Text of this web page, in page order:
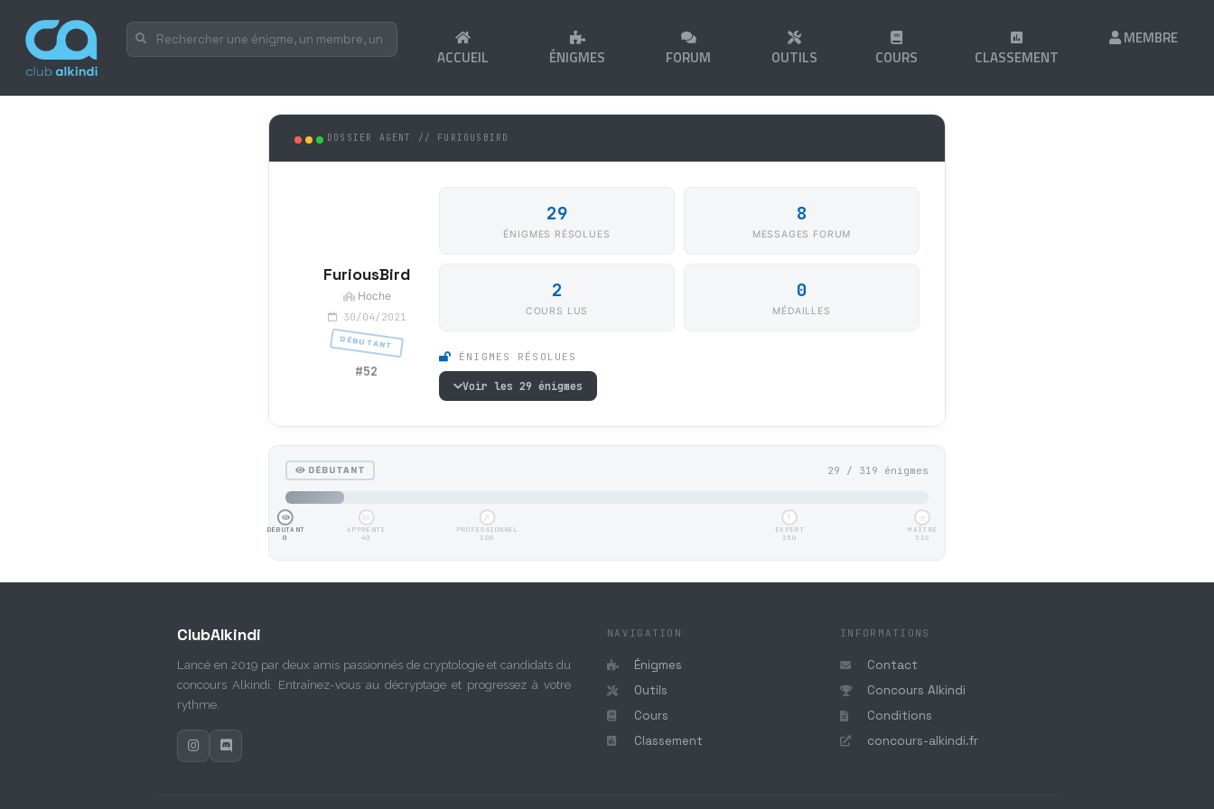
ACCUEIL ÉNIGMES FORUM OUTILS COURS CLASSEMENT
MEMBRE
DOSSIER AGENT // FURIOUSBIRD
FuriousBird
Hoche
30/04/2021
DÉBUTANT
#52
29
ÉNIGMES RÉSOLUES
8
MESSAGES FORUM
2
COURS LUS
0
MÉDAILLES
ÉNIGMES RÉSOLUES
Voir les 29 énigmes
DÉBUTANT 29 / 319 énigmes
DÉBUTANT
0
APPRENTI
40
PROFESSIONNEL
100
EXPERT
250
MAÎTRE
316
ClubAlkindi
Lancé en 2019 par deux amis passionnés de cryptologie et candidats du
concours Alkindi. Entraînez-vous au décryptage et progressez à votre
rythme.
NAVIGATION
Énigmes
Outils
Cours
Classement
INFORMATIONS
Contact
Concours Alkindi
Conditions
concours-alkindi.fr